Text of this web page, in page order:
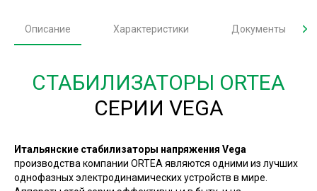
Описание Характеристики Документы
СТАБИЛИЗАТОРЫ ORTEA
СЕРИИ VEGA
Итальянские стабилизаторы напряжения Vega
производства компании ORTEA являются одними из лучших
однофазных электродинамических устройств в мире.